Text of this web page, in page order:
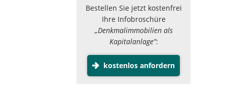
Bestellen Sie jetzt kostenfrei
Ihre Infobroschüre
„Denkmalimmobilien als
Kapitalanlage”:
kostenlos anfordern